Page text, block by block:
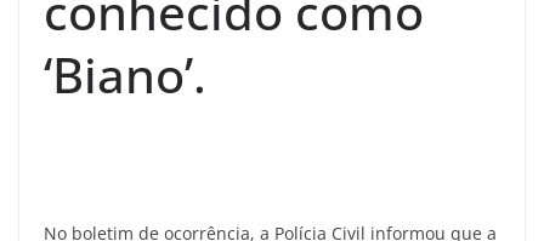
‘Biano’.
No boletim de ocorrência, a Polícia Civil informou que a